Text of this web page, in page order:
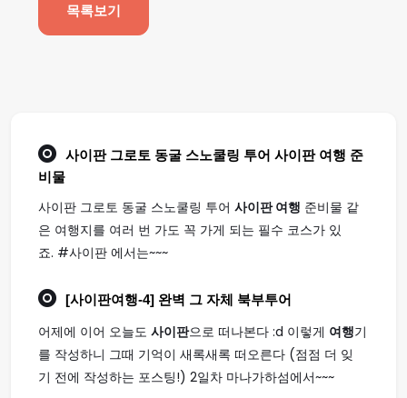
목록보기
사이판 그로토 동굴 스노쿨링 투어 사이판 여행 준
비물
사이판 그로토 동굴 스노쿨링 투어 사이판 여행 준비물 같
은 여행지를 여러 번 가도 꼭 가게 되는 필수 코스가 있
죠. #사이판 에서는~~~
[사이판여행-4] 완벽 그 자체 북부투어
어제에 이어 오늘도 사이판으로 떠나본다 :d 이렇게 여행기
를 작성하니 그때 기억이 새록새록 떠오른다 (점점 더 잊
기 전에 작성하는 포스팅!) 2일차 마나가하섬에서~~~